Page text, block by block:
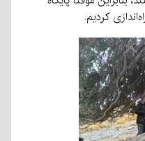
کردیم.